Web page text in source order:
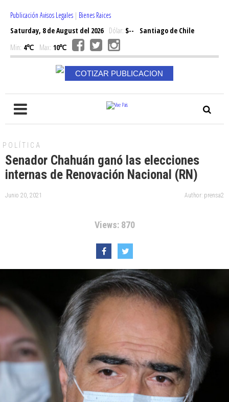
Publicación Avisos Legales | Bienes Raices
Saturday, 8 de August del 2026Dólar: $--
Santiago de Chile
Min: 4℃ Max: 10℃
COTIZAR PUBLICACION
POLÍTICA
Senador Chahuán ganó las elecciones
internas de Renovación Nacional (RN)
Junio 20, 2021 Author: prensa2
Views: 870